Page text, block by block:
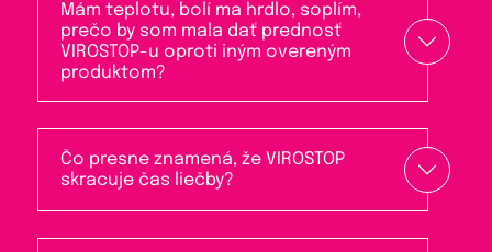
Mám teplotu, bolí ma hrdlo, soplím,
prečo by som mala dať prednosť
VIROSTOP-u oproti iným overeným
produktom?
Čo presne znamená, že VIROSTOP
skracuje čas liečby?